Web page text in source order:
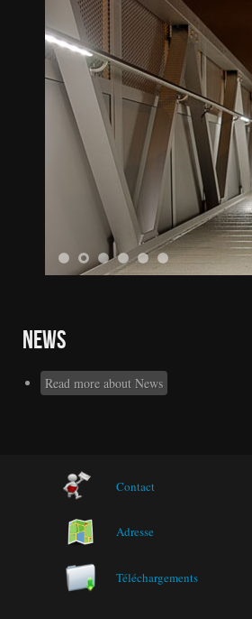
1 2 3 4 5 6
News
Read more about News
Contact
Adresse
Téléchargements